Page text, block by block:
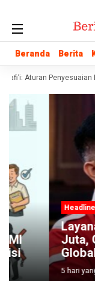
Beranda Berita
Beranda Berita
Aturan Penyesuaian
Headline
Layanan
Juta, Garda
Global
5 hari yang lalu